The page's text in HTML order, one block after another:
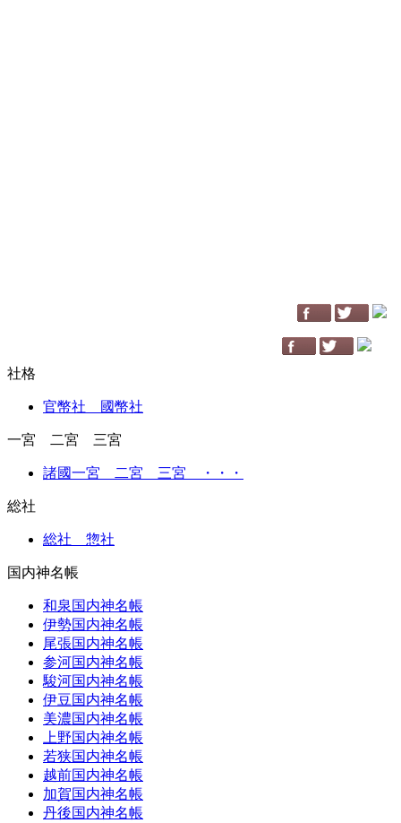
社格
官幣社 國幣社
一宮 二宮 三宮
諸國一宮 二宮 三宮 ・・・
総社
総社 惣社
国内神名帳
和泉国内神名帳
伊勢国内神名帳
尾張国内神名帳
参河国内神名帳
駿河国内神名帳
伊豆国内神名帳
美濃国内神名帳
上野国内神名帳
若狭国内神名帳
越前国内神名帳
加賀国内神名帳
丹後国内神名帳